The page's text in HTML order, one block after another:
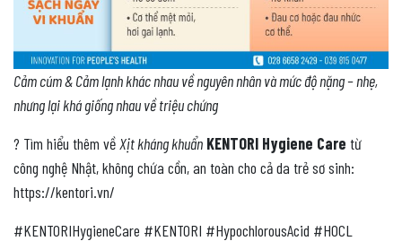
Cảm cúm & Cảm lạnh khác nhau về nguyên nhân và mức độ nặng – nhẹ,
nhưng lại khá giống nhau về triệu chứng
? Tìm hiểu thêm về Xịt kháng khuẩn KENTORI Hygiene Care từ
công nghệ Nhật, không chứa cồn, an toàn cho cả da trẻ sơ sinh:
https://kentori.vn/
#KENTORIHygieneCare #KENTORI #HypochlorousAcid #HOCL